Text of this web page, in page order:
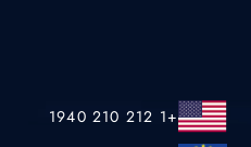
+1 212 210 1940